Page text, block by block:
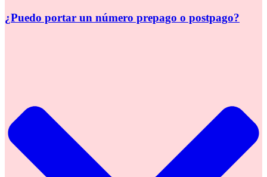
¿Puedo portar un número prepago o postpago?